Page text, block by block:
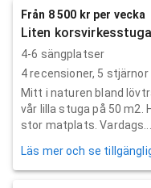
Från 8 500 kr per vecka
Liten
4-6 sängplatser
4recensioner, 5
Mitt i naturen bland
vår lilla stuga på 50
stor matplats. Vardags...
Läs mer och se